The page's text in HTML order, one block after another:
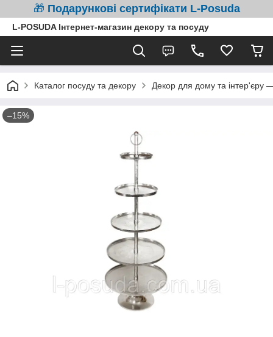
🎁 Подарункові сертифікати L-Posuda
L-POSUDA Інтернет-магазин декору та посуду
Каталог посуду та декору Декор для дому та інтер'єру
–15%